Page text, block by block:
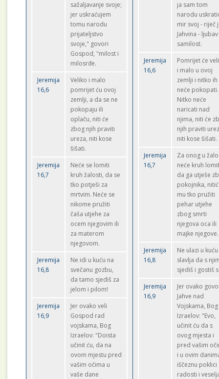
sažaljavanje svoje;
jer uskraćujem
tomu narodu
prijateljstvo
svoje," govori
Gospod, "milost i
milosrđe.
Jeremija
16,6
Veliko i malo
pomrijet ću ovoj
zemlji, a da se ne
pokopaju ili
oplaču, niti će
zbog njih praviti
ureza, niti kose
šišati.
Jeremija
16,7
Neće se lomiti
kruh žalosti, da se
tko potješi za
mrtvim. Neće se
nikome pružiti
čaša utjehe za
ocem njegovim ili
za materom
njegovom.
Jeremija
16,8
Ne idi u kuću na
svečanu gozbu,
da tamo sjediš za
jelom i pilom!
Jeremija
16,9
Jer ovako veli
Gospod rad
vojskama, Bog
Izraelov: "Doista
učinit ću, da na
ovom mjestu pred
vašim očima u
vaše dane
ja sam tom
narodu
mir svoj - riječ
Jahvina -
samilost.
Jeremija
16,6
Pomrijet će
i malo u ovoj
zemlji i nitko ih
neće pokopati.
Nitko neće
naricati nad
njima, niti će
njih praviti
niti kose šišati.
Jeremija
16,7
Za onog u
neće kruh
da ga utješe
pokojnika,
mu tko pružiti
pehar utjehe
zbog smrti
njegova oca ili
majke njegove.
Jeremija
16,8
Ne ulazi u kuću
slavlja da s
sjediš i gostiš
Jeremija
16,9
Jer ovako
Jahve nad
Vojskama, Bog
Izraelov: "Evo,
učinit ću da s
ovog mjesta i
pred vašim
i u ovim
iščeznu poklici
radosti i